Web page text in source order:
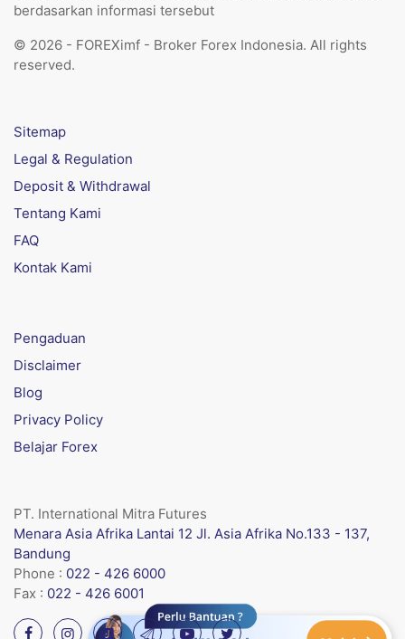
berdasarkan informasi tersebut
© 2026 - FOREXimf - Broker Forex Indonesia. All rights
reserved.
Sitemap
Legal & Regulation
Deposit & Withdrawal
Tentang Kami
FAQ
Kontak Kami
Pengaduan
Disclaimer
Blog
Privacy Policy
Belajar Forex
PT. International Mitra Futures
Menara Asia Afrika Lantai 12 Jl. Asia Afrika No.133 - 137,
Bandung
Phone : 022 - 426 6000
Fax : 022 - 426 6001